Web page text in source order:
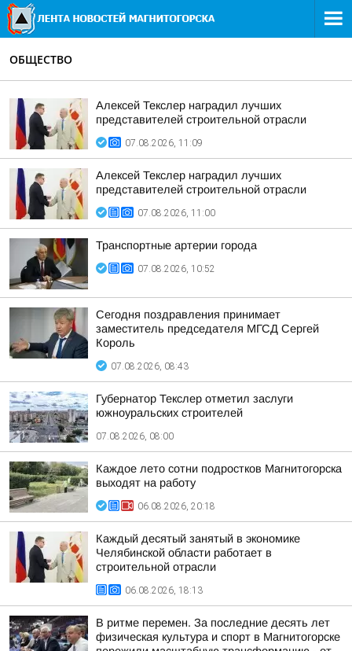
ОБЩЕСТВО
Алексей Текслер наградил лучших
представителей строительной отрасли
07.08.2026, 11:09
Алексей Текслер наградил лучших
представителей строительной отрасли
07.08.2026, 11:00
Транспортные артерии города
07.08.2026, 10:52
Сегодня поздравления принимает
заместитель председателя МГСД Сергей
Король
07.08.2026, 08:43
Губернатор Текслер отметил заслуги
южноуральских строителей
07.08.2026, 08:00
Каждое лето сотни подростков Магнитогорска
выходят на работу
06.08.2026, 20:18
Каждый десятый занятый в экономике
Челябинской области работает в
строительной отрасли
06.08.2026, 18:13
В ритме перемен. За последние десять лет
физическая культура и спорт в Магнитогорске